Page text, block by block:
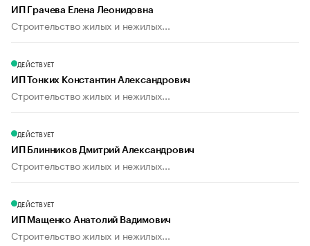
ИП Грачева Елена Леонидовна
Строительство жилых и нежилых...
ДЕЙСТВУЕТ
ИП Тонких Константин Александрович
Строительство жилых и нежилых...
ДЕЙСТВУЕТ
ИП Блинников Дмитрий Александрович
Строительство жилых и нежилых...
ДЕЙСТВУЕТ
ИП Мащенко Анатолий Вадимович
Строительство жилых и нежилых...